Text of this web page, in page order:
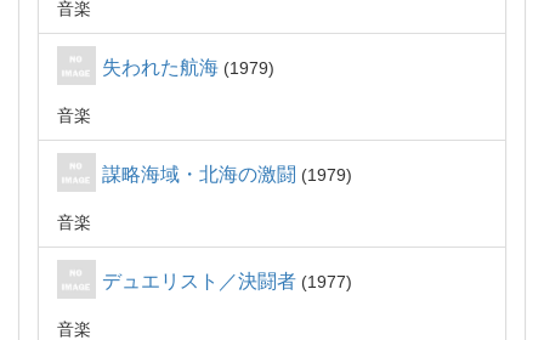
音楽
失われた航海 1979
音楽
謀略海域・北海の激闘 1979
音楽
デュエリスト／決闘者 1977
音楽